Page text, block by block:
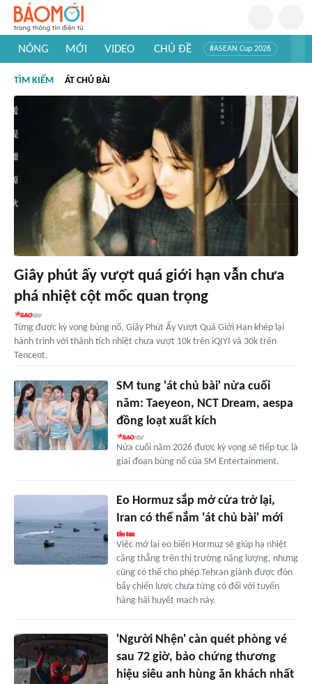
NÓNG MỚI VIDEO CHỦ ĐỀ #ASEAN Cup 2026
#Khám phá thế giới
TÌM KIẾM ÁT CHỦ BÀI
Giây phút ấy vượt quá giới hạn vẫn chưa
phá nhiệt cột mốc quan trọng
Từng được kỳ vọng bùng nổ, Giây Phút Ấy Vượt Quá Giới Hạn khép lại
hành trình với thành tích nhiệt chưa vượt 10k trên iQIYI và 30k trên
Tencent.
SM tung 'át chủ bài' nửa cuối
năm: Taeyeon, NCT Dream, aespa
đồng loạt xuất kích
Nửa cuối năm 2026 được kỳ vọng sẽ tiếp tục là
giai đoạn bùng nổ của SM Entertainment.
Eo Hormuz sắp mở cửa trở lại,
Iran có thể nắm 'át chủ bài' mới
Việc mở lại eo biển Hormuz sẽ giúp hạ nhiệt
căng thẳng trên thị trường năng lượng, nhưng
cũng có thể cho phép Tehran giành được đòn
bẩy chiến lược chưa từng có đối với tuyến
hàng hải huyết mạch này.
'Người Nhện' càn quét phòng vé
sau 72 giờ, bảo chứng thương
hiệu siêu anh hùng ăn khách nhất